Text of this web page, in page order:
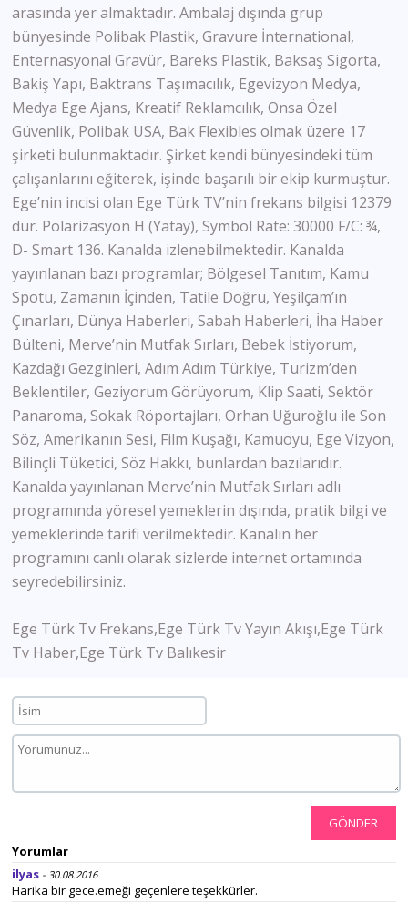
arasında yer almaktadır. Ambalaj dışında grup
bünyesinde Polibak Plastik, Gravure İnternational,
Enternasyonal Gravür, Bareks Plastik, Baksaş Sigorta,
Bakiş Yapı, Baktrans Taşımacılık, Egevizyon Medya,
Medya Ege Ajans, Kreatif Reklamcılık, Onsa Özel
Güvenlik, Polibak USA, Bak Flexibles olmak üzere 17
şirketi bulunmaktadır. Şirket kendi bünyesindeki tüm
çalışanlarını eğiterek, işinde başarılı bir ekip kurmuştur.
Ege’nin incisi olan Ege Türk TV’nin frekans bilgisi 12379
dur. Polarizasyon H (Yatay), Symbol Rate: 30000 F/C: ¾,
D- Smart 136. Kanalda izlenebilmektedir. Kanalda
yayınlanan bazı programlar; Bölgesel Tanıtım, Kamu
Spotu, Zamanın İçinden, Tatile Doğru, Yeşilçam’ın
Çınarları, Dünya Haberleri, Sabah Haberleri, İha Haber
Bülteni, Merve’nin Mutfak Sırları, Bebek İstiyorum,
Kazdağı Gezginleri, Adım Adım Türkiye, Turizm’den
Beklentiler, Geziyorum Görüyorum, Klip Saati, Sektör
Panaroma, Sokak Röportajları, Orhan Uğuroğlu ile Son
Söz, Amerikanın Sesi, Film Kuşağı, Kamuoyu, Ege Vizyon,
Bilinçli Tüketici, Söz Hakkı, bunlardan bazılarıdır.
Kanalda yayınlanan Merve’nin Mutfak Sırları adlı
programında yöresel yemeklerin dışında, pratik bilgi ve
yemeklerinde tarifi verilmektedir. Kanalın her
programını canlı olarak sizlerde internet ortamında
seyredebilirsiniz.
Ege Türk Tv Frekans,Ege Türk Tv Yayın Akışı,Ege Türk
Tv Haber,Ege Türk Tv Balıkesir
GÖNDER
Yorumlar
ilyas - 30.08.2016
Harika bir gece.emeği geçenlere teşekkürler.